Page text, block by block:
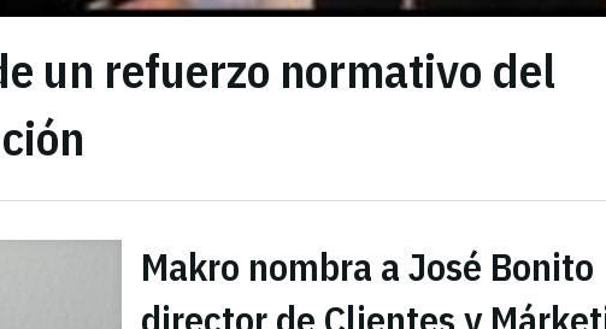
un refuerzo normativo del
Makro nombra a José Bonito